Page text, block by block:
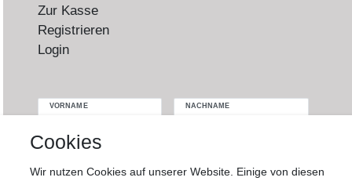
Zur Kasse
Registrieren
Login
VORNAME NACHNAME
E-MAIL **
Newsletter
Honig
Cookies
Wir nutzen Cookies auf unserer Website. Einige von diesen